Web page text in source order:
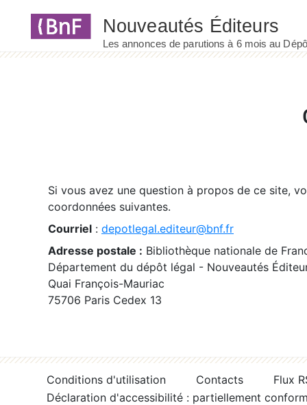
Si vous avez une question à propos de ce site,
coordonnées suivantes.
Courriel : depotlegal.editeur@bnf.fr
Adresse postale : Bibliothèque nationale de
Département du dépôt légal - Nouveautés
Quai François-Mauriac
75706 Paris Cedex 13
Conditions d'utilisation Contacts
Flux
Déclaration d'accessibilité : partiellement